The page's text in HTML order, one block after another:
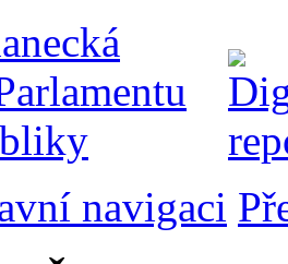
navigaci